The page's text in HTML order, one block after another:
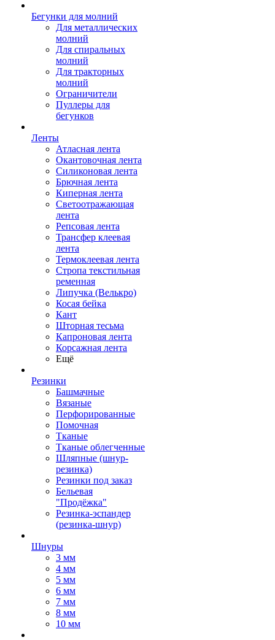
Бегунки для молний
Для металлических
молний
Для спиральных
молний
Для тракторных
молний
Ограничители
Пуллеры для
бегунков
Ленты
Атласная лента
Окантовочная лента
Силиконовая лента
Брючная лента
Киперная лента
Светоотражающая
лента
Репсовая лента
Трансфер клеевая
лента
Термоклеевая лента
Стропа текстильная
ременная
Липучка (Велькро)
Косая бейка
Кант
Шторная тесьма
Капроновая лента
Корсажная лента
Ещё
Резинки
Башмачные
Вязаные
Перфорированные
Помочная
Тканые
Тканые облегченные
Шляпные (шнур-
резинка)
Резинки под заказ
Бельевая
"Продёжка"
Резинка-эспандер
(резинка-шнур)
Шнуры
3 мм
4 мм
5 мм
6 мм
7 мм
8 мм
10 мм